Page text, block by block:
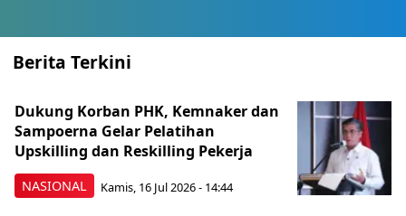
Berita Terkini
NASIONAL
Dukung Korban PHK, Kemnaker dan
Sampoerna Gelar Pelatihan
Upskilling dan Reskilling Pekerja
Kamis, 16 Jul 2026 - 14:44